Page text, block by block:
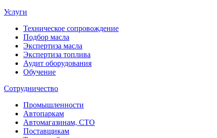
Услуги
Техническое сопровождение
Подбор масла
Экспертиза масла
Экспертиза топлива
Аудит оборудования
Обучение
Сотрудничество
Промышленности
Автопаркам
Автомагазинам, СТО
Поставщикам